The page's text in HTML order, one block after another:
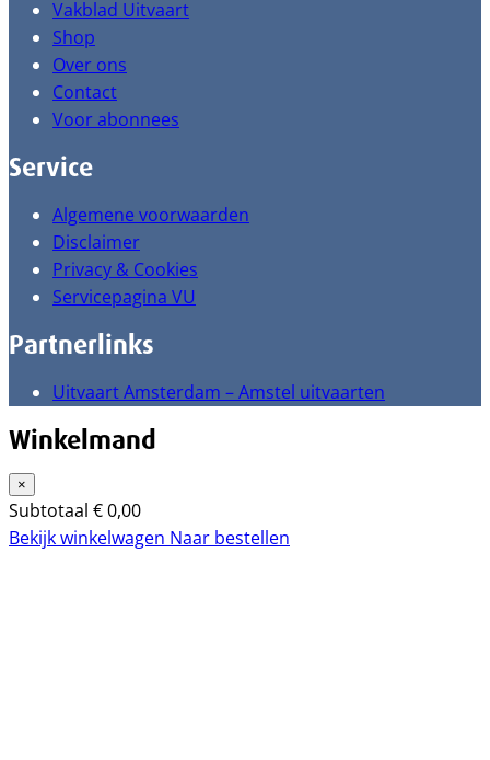
Vakblad Uitvaart
Shop
Over ons
Contact
Voor abonnees
Service
Algemene voorwaarden
Disclaimer
Privacy & Cookies
Servicepagina VU
Partnerlinks
Uitvaart Amsterdam – Amstel uitvaarten
Winkelmand
×
Subtotaal €0,00
Bekijk winkelwagen Naar bestellen